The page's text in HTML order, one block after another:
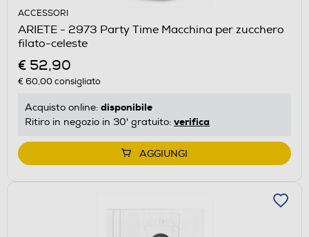
ACCESSORI
ARIETE - 2973 Party Time Macchina per zucchero
filato-celeste
€ 52,90
€ 60,00consigliato
Acquisto online: disponibile
Ritiro in negozio in 30' gratuito: verifica
AGGIUNGI